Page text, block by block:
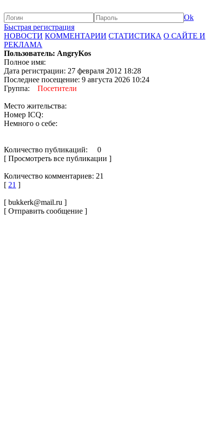
Ok
Быстрая регистрация
НОВОСТИ КОММЕНТАРИИ СТАТИСТИКА О САЙТЕ И
РЕКЛАМА
Пользователь: AngryKos
Полное имя:
Дата регистрации: 27 февраля 2012 18:28
Последнее посещение: 9 августа 2026 10:24
Группа: Посетители
Место жительства:
Номер ICQ:
Немного о себе:
Количество публикаций: 0
[ Просмотреть все публикации ]
Количество комментариев: 21
[ 21 ]
[ bukkerk@mail.ru ]
[ Отправить сообщение ]